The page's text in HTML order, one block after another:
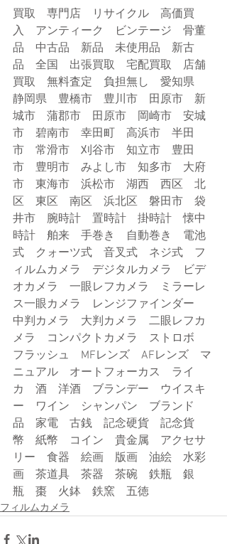
買取　専門店　リサイクル　高価買
入　アンティーク　ビンテージ　骨董
品　中古品　新品　未使用品　新古
品　全国　出張買取　宅配買取　店舗
買取　無料査定　負担無し　愛知県
静岡県　豊橋市　豊川市　田原市　新
城市　蒲郡市　田原市　岡崎市　安城
市　碧南市　幸田町　高浜市　半田
市　常滑市　刈谷市　知立市　豊田
市　豊明市　みよし市　知多市　大府
市　東海市　浜松市　湖西　西区　北
区　東区　南区　浜北区　磐田市　袋
井市　腕時計　置時計　掛時計　懐中
時計　舶来　手巻き　自動巻き　電池
式　クォーツ式　音叉式　ネジ式　フ
ィルムカメラ　デジタルカメラ　ビデ
オカメラ　一眼レフカメラ　ミラーレ
ス一眼カメラ　レンジファインダー
中判カメラ　大判カメラ　二眼レフカ
メラ　コンパクトカメラ　ストロボ
フラッシュ　MFレンズ　AFレンズ　マ
ニュアル　オートフォーカス　ライ
カ　酒　洋酒　ブランデー　ウイスキ
ー　ワイン　シャンパン　ブランド
品　家電　古銭　記念硬貨　記念貨
幣　紙幣　コイン　貴金属　アクセサ
リー　食器　絵画　版画　油絵　水彩
画　茶道具　茶器　茶碗　鉄瓶　銀
瓶　棗　火鉢　鉄窯　五徳
フィルムカメラ